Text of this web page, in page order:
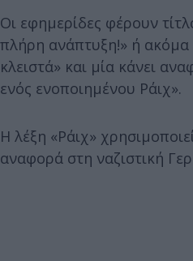
Οι εφημερίδες φέρουν
πλήρη ανάπτυξη!» ή ακόμα
κλειστά» και μία κάνει
ενός ενοποιημένου Ράιχ».
Η λέξη «Ράιχ»
αναφορά στη ναζιστική